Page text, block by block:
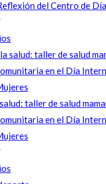
del Centro de
taller de salud
en el Día